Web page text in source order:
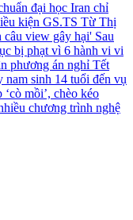
đại học Iran chỉ
kiện GS.TS Từ Thị
view gây hại' Sau
bị phạt vì 6 hành vi vi
phương án nghỉ Tết
nam sinh 14 tuổi đến vụ
mồi’, chèo kéo
chương trình nghệ